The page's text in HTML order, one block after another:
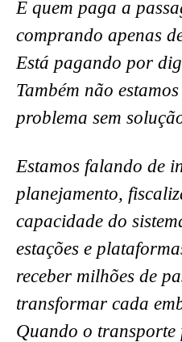
E quem paga a
comprando apenas
Está pagando por
Também não
problema sem
Estamos falando de
planejamento,
capacidade do
estações e
receber milhões de
transformar cada
Quando o